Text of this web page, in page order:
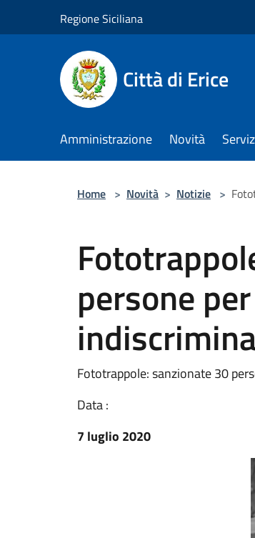
Regione Siciliana
Città di Erice
Amministrazione Novità
Home > Novità > Notizie >
persone
Fototrappole: sanzionate 30
Data :
7 luglio 2020